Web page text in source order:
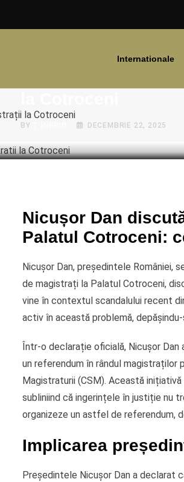
Internationale
la Cotroceni
BY DECEMBRIE 22, 2025
Nicușor Dan
Palatul Cotroceni:
Nicușor Dan, președintele României,
de magistrați la Palatul Cotroceni,
vine în contextul scandalului recent
activ în această problemă,
Într-o declarație oficială, Nicușor Dan
un referendum în rândul magistraților
Magistraturii (CSM). Această
subliniind că ingerințele în justiție nu
organizeze un astfel de referendum,
Implicarea
Președintele Nicușor Dan a declarat